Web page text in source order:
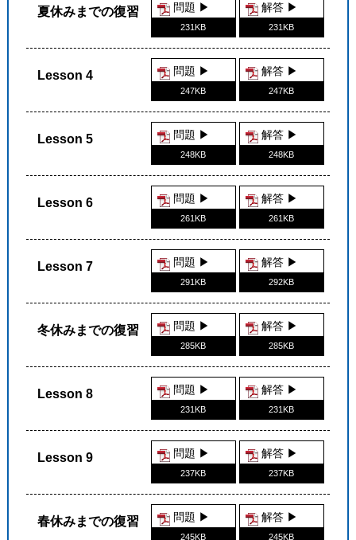
夏休みまでの復習 問題 ▶︎
231KB
解答 ▶︎
231KB
Lesson 4 問題 ▶︎
247KB
解答 ▶︎
247KB
Lesson 5 問題 ▶︎
248KB
解答 ▶︎
248KB
Lesson 6 問題 ▶︎
261KB
解答 ▶︎
261KB
Lesson 7 問題 ▶︎
291KB
解答 ▶︎
292KB
冬休みまでの復習 問題 ▶︎
285KB
解答 ▶︎
285KB
Lesson 8 問題 ▶︎
231KB
解答 ▶︎
231KB
Lesson 9 問題 ▶︎
237KB
解答 ▶︎
237KB
春休みまでの復習 問題 ▶︎
245KB
解答 ▶︎
245KB